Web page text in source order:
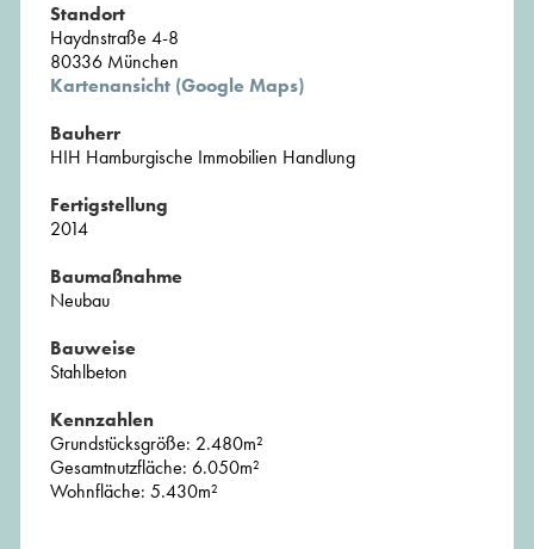
Standort
Haydnstraße 4-8
80336 München
Kartenansicht (Google Maps)
Bauherr
HIH Hamburgische Immobilien Handlung
Fertigstellung
2014
Baumaßnahme
Neubau
Bauweise
Stahlbeton
Kennzahlen
Grundstücksgröße: 2.480m²
Gesamtnutzfläche: 6.050m²
Wohnfläche: 5.430m²